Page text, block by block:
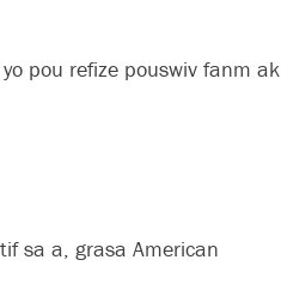
pou refize pouswiv fanm ak
sa a, grasa American